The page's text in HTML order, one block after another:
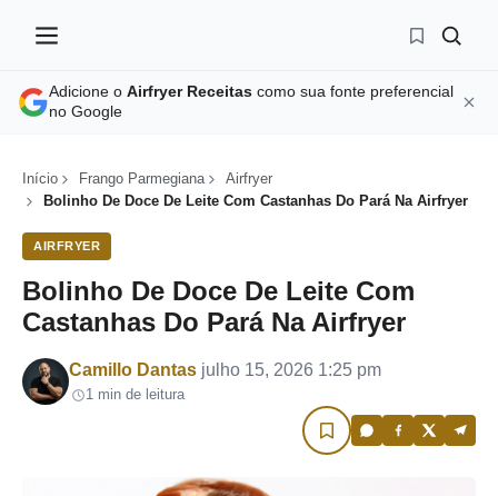
Adicione o Airfryer Receitas como sua fonte preferencial
no Google
Início Frango Parmegiana
Airfryer
Bolinho De Doce De Leite Com Castanhas Do Pará Na Airfryer
AIRFRYER
Bolinho De Doce De Leite Com
Castanhas Do Pará Na Airfryer
Por
Camillo Dantas julho 15, 2026 1:25 pm
1 min de leitura